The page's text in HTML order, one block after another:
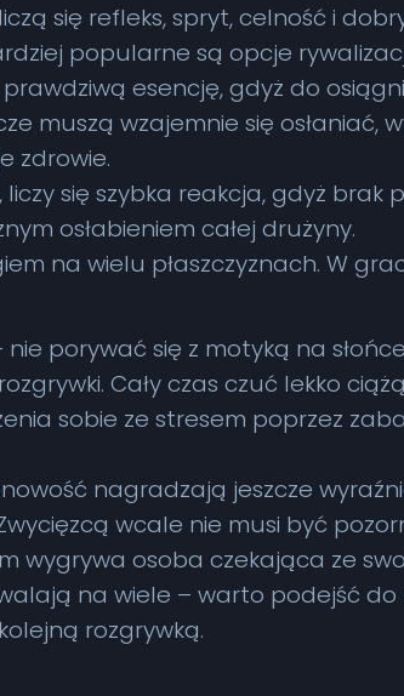
się refleks, spryt, celność i
popularne są opcje
esencję, gdyż do
muszą wzajemnie się osłaniać,
zdrowie.
się szybka reakcja, gdyż brak
osłabieniem całej drużyny.
na wielu płaszczyznach. W
porywać się z motyką na
Cały czas czuć lekko
sobie ze stresem poprzez
nagradzają jeszcze
wcale nie musi być
wygrywa osoba czekająca ze
na wiele – warto podejść do
rozgrywką.